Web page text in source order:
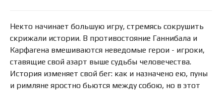
Некто начинает большую игру, стремясь сокрушить
скрижали истории. В противостояние Ганнибала и
Карфагена вмешиваются неведомые герои - игроки,
ставящие свой азарт выше судьбы человечества.
История изменяет свой бег: как и назначено ею, пуны
и римляне яростно бьются между собою, но в этот